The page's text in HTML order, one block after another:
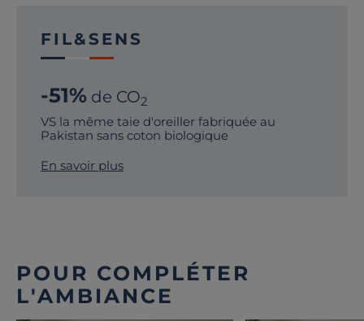
FIL&SENS
-51% de CO2
VS la même taie d'oreiller fabriquée au
Pakistan sans coton biologique
En savoir plus
POUR COMPLÉTER
L'AMBIANCE